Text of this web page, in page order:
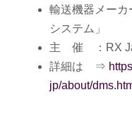
輸送機器メー
システム」
主 催 ：RX
詳細は ⇒
jp/about/